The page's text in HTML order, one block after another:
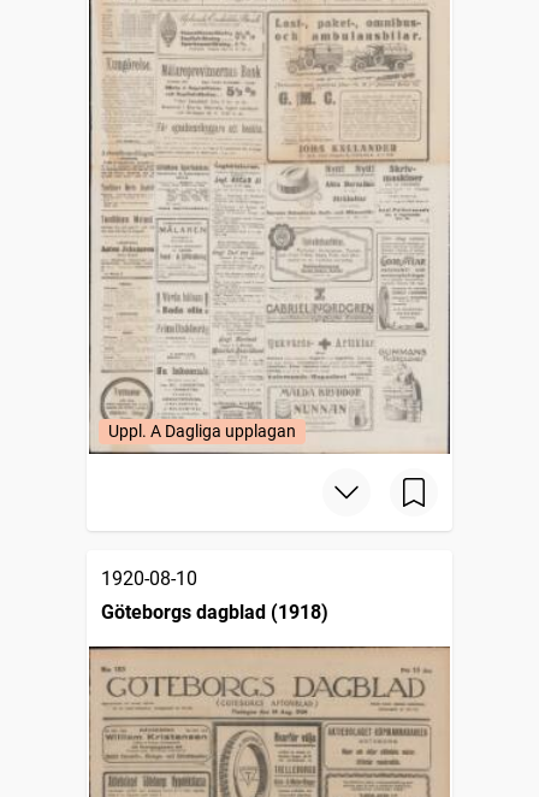
Uppl. A Dagliga upplagan
1920-08-10
Göteborgs dagblad (1918)